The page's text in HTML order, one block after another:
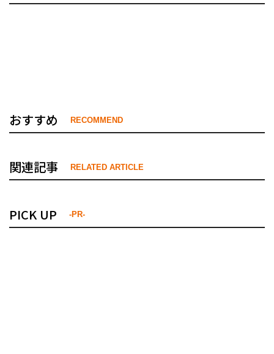
おすすめ RECOMMEND
関連記事 RELATED ARTICLE
PICK UP -PR-